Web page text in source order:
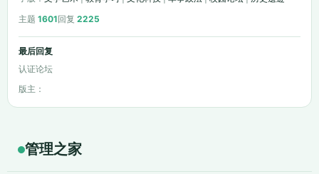
主题 1601回复 2225
最后回复
认证论坛
版主：
管理之家